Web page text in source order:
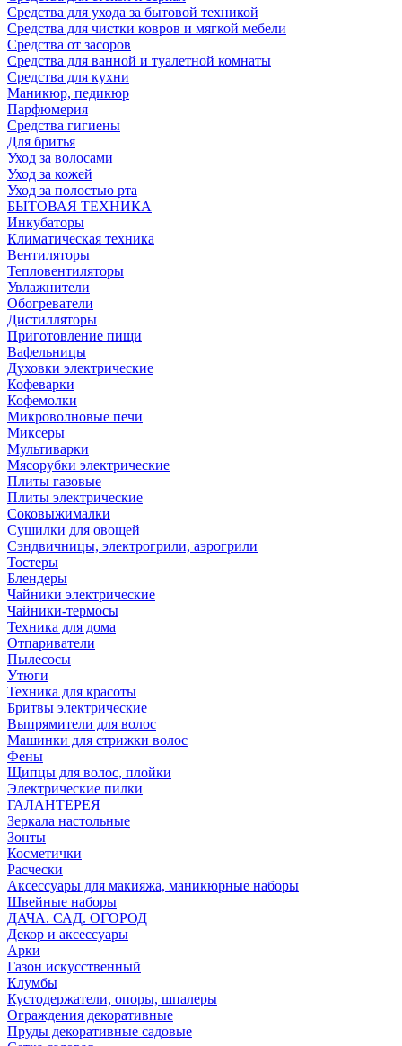
Средства для ухода за бытовой техникой
Средства для чистки ковров и мягкой мебели
Средства от засоров
Средства для ванной и туалетной комнаты
Средства для кухни
Маникюр, педикюр
Парфюмерия
Средства гигиены
Для бритья
Уход за волосами
Уход за кожей
Уход за полостью рта
БЫТОВАЯ ТЕХНИКА
Инкубаторы
Климатическая техника
Вентиляторы
Тепловентиляторы
Увлажнители
Обогреватели
Дистилляторы
Приготовление пищи
Вафельницы
Духовки электрические
Кофеварки
Кофемолки
Микроволновые печи
Миксеры
Мультиварки
Мясорубки электрические
Плиты газовые
Плиты электрические
Соковыжималки
Сушилки для овощей
Сэндвичницы, электрогрили, аэрогрили
Тостеры
Блендеры
Чайники электрические
Чайники-термосы
Техника для дома
Отпариватели
Пылесосы
Утюги
Техника для красоты
Бритвы электрические
Выпрямители для волос
Машинки для стрижки волос
Фены
Щипцы для волос, плойки
Электрические пилки
ГАЛАНТЕРЕЯ
Зеркала настольные
Зонты
Косметички
Расчески
Аксессуары для макияжа, маникюрные наборы
Швейные наборы
ДАЧА. САД. ОГОРОД
Декор и аксессуары
Арки
Газон искусственный
Клумбы
Кустодержатели, опоры, шпалеры
Ограждения декоративные
Пруды декоративные садовые